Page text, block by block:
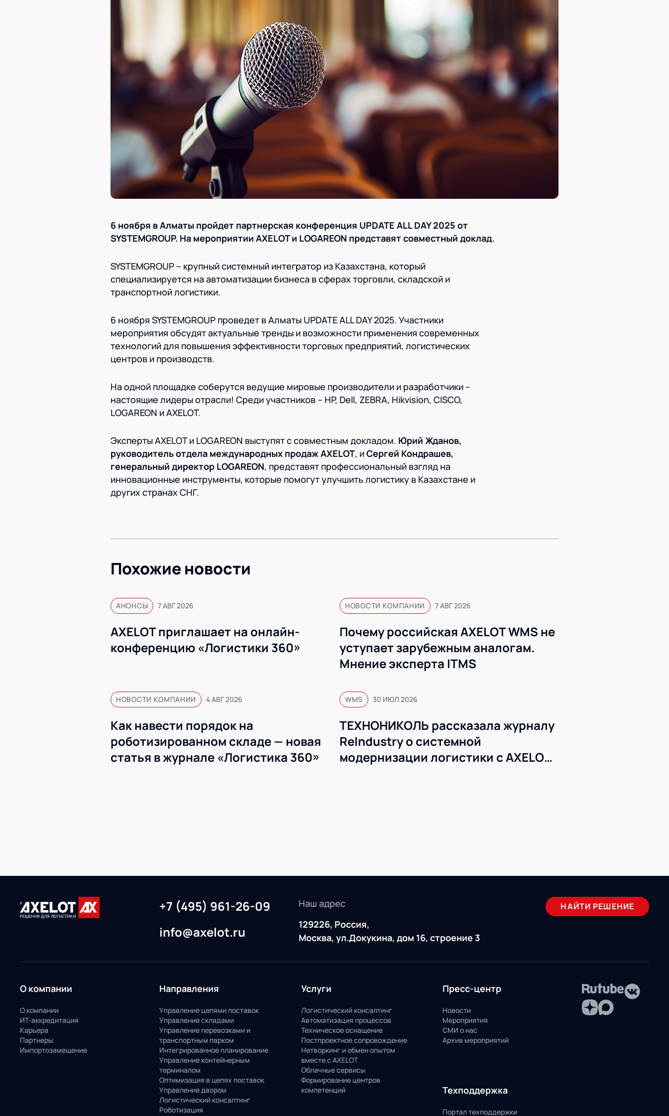
Контакты
Академия
Предложение для учебных
заведений
База знаний
База знаний
6 ноября в Алматы пройдет партнерская конференция UPDATE ALL DAY 2025 от
SYSTEMGROUP. На мероприятии AXELOT и LOGAREON представят совместный доклад.
SYSTEMGROUP – крупный системный интегратор из Казахстана, который
специализируется на автоматизации бизнеса в сферах торговли, складской и
транспортной логистики.
6 ноября SYSTEMGROUP проведет в Алматы UPDATE ALL DAY 2025. Участники
мероприятия обсудят актуальные тренды и возможности применения современных
технологий для повышения эффективности торговых предприятий, логистических
центров и производств.
На одной площадке соберутся ведущие мировые производители и разработчики –
настоящие лидеры отрасли! Среди участников – HP, Dell, ZEBRA, Hikvision, CISCO,
LOGAREON и AXELOT.
Эксперты AXELOT и LOGAREON выступят с совместным докладом. Юрий Жданов,
руководитель отдела международных продаж AXELOT, иСергей Кондрашев,
генеральный директор LOGAREON, представят профессиональный взгляд на
инновационные инструменты, которые помогут улучшить логистику в Казахстане и
других странах СНГ.
Похожие новости
АНОНСЫ 7 АВГ 2026
AXELOT приглашает на онлайн-
конференцию «Логистики 360»
НОВОСТИ КОМПАНИИ 7 АВГ 2026
Почему российская AXELOT WMS не
уступает зарубежным аналогам.
Мнение эксперта ITMS
НОВОСТИ КОМПАНИИ 4 АВГ 2026
Как навести порядок на
роботизированном складе — новая
статья в журнале «Логистика 360»
WMS 30 ИЮЛ 2026
ТЕХНОНИКОЛЬ рассказала журналу
ReIndustry о системной
модернизации логистики с AXELOT
+7 (495) 961-26-09
info@axelot.ru
Наш адрес
129226, Россия,
Москва, ул.Докукина, дом 16, строение 3
НАЙТИ РЕШЕНИЕ
О компании
О компании
ИТ-аккредитация
Карьера
Партнеры
Импортозамещение
Направления
Управление цепями поставок
Управление складами
Управление перевозками и
транспортным парком
Интегрированное планирование
Управление контейнерным
терминалом
Оптимизация в цепях поставок
Управление двором
Логистический консалтинг
Роботизация
Услуги
Логистический консалтинг
Автоматизация процессов
Техническое оснащение
Постпроектное сопровождение
Нетворкинг и обмен опытом
вместе с AXELOT
Облачные сервисы
Формирование центров
компетенций
Пресс-центр
Новости
Мероприятия
СМИ о нас
Архив мероприятий
Техподдержка
Портал техподдержки